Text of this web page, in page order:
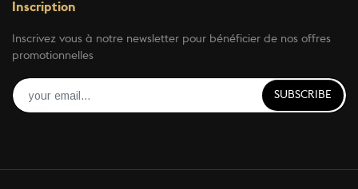
Inscription
Inscrivez vous à notre newsletter pour bénéficier de nos offres
promotionnelles
SUBSCRIBE